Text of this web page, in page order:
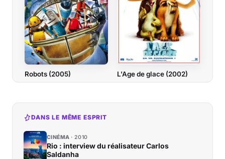
Robots (2005) L'Age de glace (2002)
DANS LE MÊME ESPRIT
CINÉMA 2010
Rio : interview du réalisateur Carlos
Saldanha